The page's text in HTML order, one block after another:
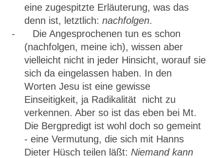
eine zugespitzte Erläuterung, was das
denn ist, letztlich:nachfolgen.
- Die Angesprochenen tun es schon
(nachfolgen, meine ich), wissen aber
vielleicht nicht in jeder Hinsicht, worauf sie
sich da eingelassen haben. In den
Worten Jesu ist eine gewisse
Einseitigkeit, ja Radikalität nicht zu
verkennen. Aber so ist das eben bei Mt.
Die Bergpredigt ist wohl doch so gemeint
- eine Vermutung, die sich mit Hanns
Dieter Hüsch teilen läßt: Niemand kann